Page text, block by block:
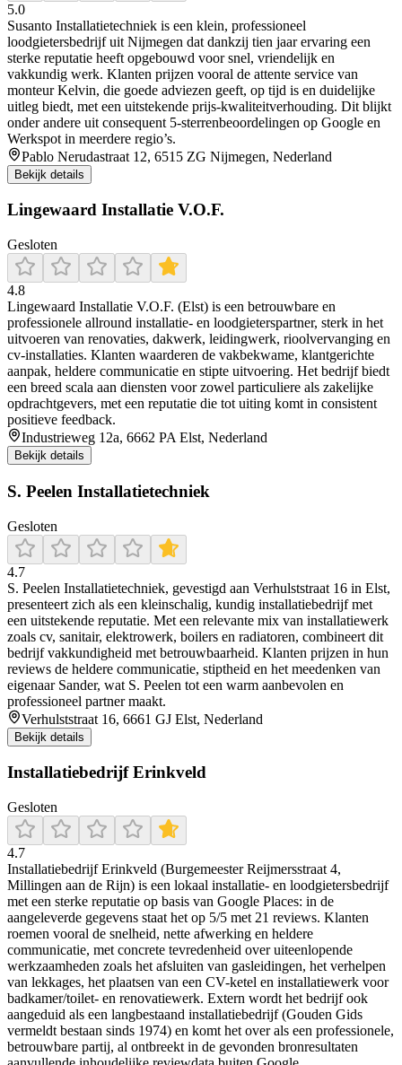
5.0
Susanto Installatietechniek is een klein, professioneel
loodgietersbedrijf uit Nijmegen dat dankzij tien jaar ervaring een
sterke reputatie heeft opgebouwd voor snel, vriendelijk en
vakkundig werk. Klanten prijzen vooral de attente service van
monteur Kelvin, die goede adviezen geeft, op tijd is en duidelijke
uitleg biedt, met een uitstekende prijs‑kwaliteitverhouding. Dit blijkt
onder andere uit consequent 5‑sterrenbeoordelingen op Google en
Werkspot in meerdere regio’s.
Pablo Nerudastraat 12, 6515 ZG Nijmegen, Nederland
Bekijk details
Lingewaard Installatie V.O.F.
Gesloten
4.8
Lingewaard Installatie V.O.F. (Elst) is een betrouwbare en
professionele allround installatie- en loodgieterspartner, sterk in het
uitvoeren van renovaties, dakwerk, leidingwerk, rioolvervanging en
cv-installaties. Klanten waarderen de vakbekwame, klantgerichte
aanpak, heldere communicatie en stipte uitvoering. Het bedrijf biedt
een breed scala aan diensten voor zowel particuliere als zakelijke
opdrachtgevers, met een reputatie die tot uiting komt in consistent
positieve feedback.
Industrieweg 12a, 6662 PA Elst, Nederland
Bekijk details
S. Peelen Installatietechniek
Gesloten
4.7
S. Peelen Installatietechniek, gevestigd aan Verhulststraat 16 in Elst,
presenteert zich als een kleinschalig, kundig installatiebedrijf met
een uitstekende reputatie. Met een relevante mix van installatiewerk
zoals cv, sanitair, elektrowerk, boilers en radiatoren, combineert dit
bedrijf vakkundigheid met betrouwbaarheid. Klanten prijzen in hun
reviews de heldere communicatie, stiptheid en het meedenken van
eigenaar Sander, wat S. Peelen tot een warm aanbevolen en
professioneel partner maakt.
Verhulststraat 16, 6661 GJ Elst, Nederland
Bekijk details
Installatiebedrijf Erinkveld
Gesloten
4.7
Installatiebedrijf Erinkveld (Burgemeester Reijmersstraat 4,
Millingen aan de Rijn) is een lokaal installatie- en loodgietersbedrijf
met een sterke reputatie op basis van Google Places: in de
aangeleverde gegevens staat het op 5/5 met 21 reviews. Klanten
roemen vooral de snelheid, nette afwerking en heldere
communicatie, met concrete tevredenheid over uiteenlopende
werkzaamheden zoals het afsluiten van gasleidingen, het verhelpen
van lekkages, het plaatsen van een CV-ketel en installatiewerk voor
badkamer/toilet- en renovatiewerk. Extern wordt het bedrijf ook
aangeduid als een langbestaand installatiebedrijf (Gouden Gids
vermeldt bestaan sinds 1974) en komt het over als een professionele,
betrouwbare partij, al ontbreekt in de gevonden bronresultaten